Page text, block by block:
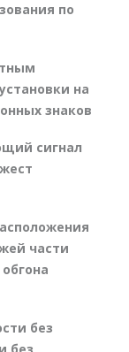
по
на
знаков
сигнал
части
без